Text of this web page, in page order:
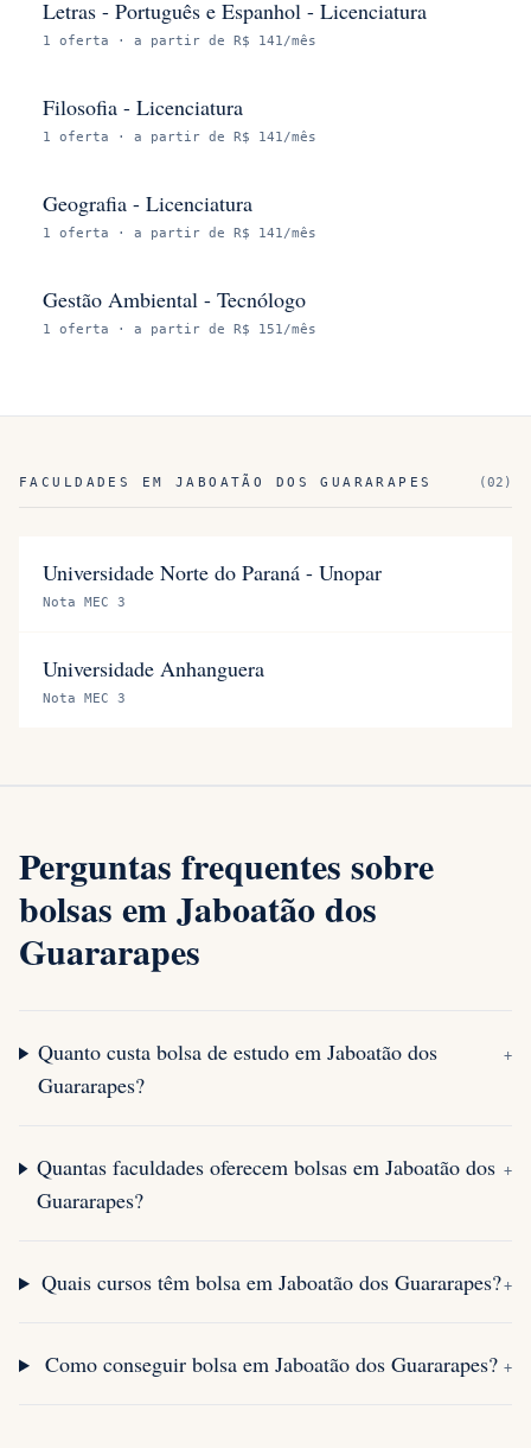
Letras - Português e Espanhol - Licenciatura
1 oferta · a partir de R$ 141/mês
Filosofia - Licenciatura
1 oferta · a partir de R$ 141/mês
Geografia - Licenciatura
1 oferta · a partir de R$ 141/mês
Gestão Ambiental - Tecnólogo
1 oferta · a partir de R$ 151/mês
FACULDADES EM JABOATÃO DOS GUARARAPES (02 )
Universidade Norte do Paraná - Unopar
Nota MEC 3
Universidade Anhanguera
Nota MEC 3
Perguntas frequentes sobre
bolsas em Jaboatão dos
Guararapes
Quanto custa bolsa de estudo em Jaboatão dos
Guararapes?
+
Quantas faculdades oferecem bolsas em Jaboatão dos
Guararapes?
+
Quais cursos têm bolsa em Jaboatão dos Guararapes?+
Como conseguir bolsa em Jaboatão dos Guararapes? +